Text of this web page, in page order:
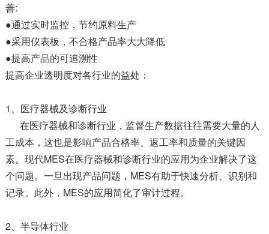
善:
●通过实时监控，节约原料生产
●采用仪表板，不合格产品率大大降低
●提高产品的可追溯性
提高企业透明度对各行业的益处：
1、医疗器械及诊断行业
在医疗器械和诊断行业，监督生产数据往往需要大量的人
工成本，这也是影响产品合格率、返工率和质量的关键因
素。现代MES在医疗器械和诊断行业的应用为企业解决了这
个问题。一旦出现产品问题，MES有助于快速分析、识别和
记录。此外，MES的应用简化了审计过程。
2、半导体行业